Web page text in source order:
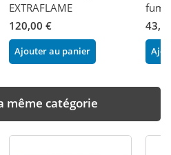
EXTRAFLAME
120,00 €
Ajouter au panier
même catégorie